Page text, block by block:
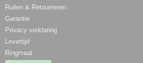
Ruilen & Retourneren
Garantie
Privacy verklaring
Levertijd
Ringmaat